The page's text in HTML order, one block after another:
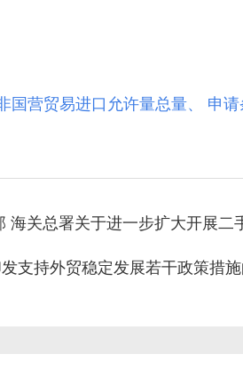
国营贸易进口允许量总量、 申
海关总署关于进一步扩大开展二
支持外贸稳定发展若干政策措